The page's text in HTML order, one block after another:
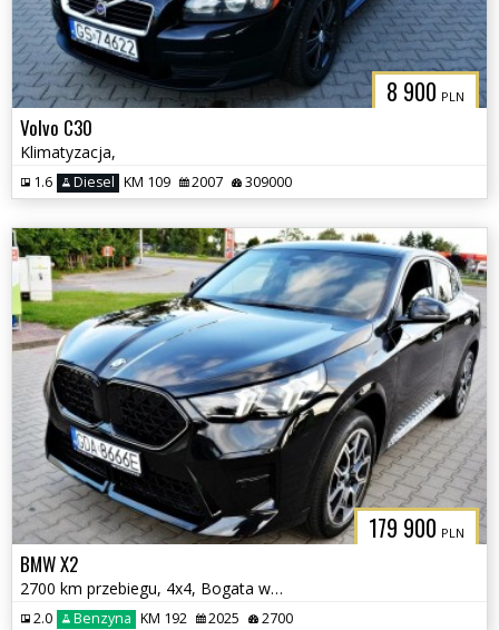
8 900 PLN
Volvo C30
Klimatyzacja,
1.6 Diesel KM 109 2007 309000
179 900 PLN
BMW X2
2700 km przebiegu, 4x4, Bogata wersja
2.0 Benzyna KM 192 2025 2700